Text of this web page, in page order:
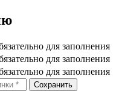
для заполнения
для заполнения
для заполнения